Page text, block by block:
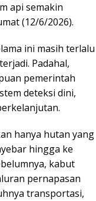
api semakin
(12/6/2026).
ini masih terlalu
Padahal,
pemerintah
deteksi dini,
hanya hutan yang
hingga ke
kabut
pernapasan
transportasi,